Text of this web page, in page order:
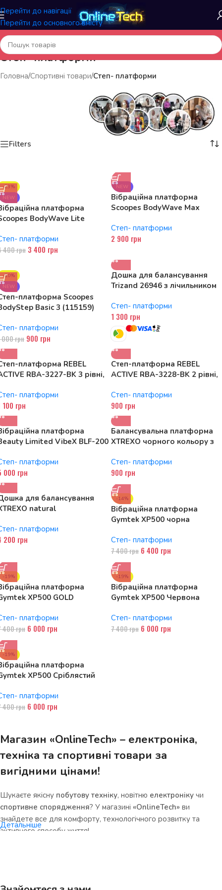
Перейти до навігації
Перейти до основного вмісту
Степ- платформи
Головна/Спортивні товари/Степ- платформи
Filters
-23%
NEW
платформа
BodyWave Lite
платформи
400грн 3 400 грн
NEW
Вібраційна платформа
Scoopes BodyWave Max
Степ- платформи
2 900 грн
-10%
NEW
платформа Scoopes
Basic 3 (115159)
платформи
000грн 900 грн
Дошка для балансування
Trizand 26946 з лічильником
Степ- платформи
1 300 грн
платформа REBEL
RBA-3227-BK 3 рівні,
платформи
100 грн
Степ-платформа REBEL
ACTIVE RBA-3228-BK 2 рівні,
Степ- платформи
900 грн
платформа
Limited VibeX BLF-200
платформи
000 грн
Балансувальна платформа
XTREXO чорного кольору з
Степ- платформи
900 грн
для балансування
natural
платформи
200 грн
-14%
Вібраційна платформа
Gymtek XP500 чорна
Степ- платформи
7 400грн 6 400 грн
-19%
платформа
XP500 GOLD
платформи
400грн 6 000 грн
-19%
Вібраційна платформа
Gymtek XP500 Червона
Степ- платформи
7 400грн 6 000 грн
-19%
платформа
XP500 Сріблястий
платформи
400грн 6 000 грн
Магазин «OnlineTech» – електроніка,
техніка та спортивні товари за
вигідними цінами!
Шукаєте якісну побутову техніку, новітню електроніку чи
спортивне спорядження? У магазині «OnlineTech» ви
знайдете все для комфорту, технологічного розвитку та
активного способу життя!
Детальніше